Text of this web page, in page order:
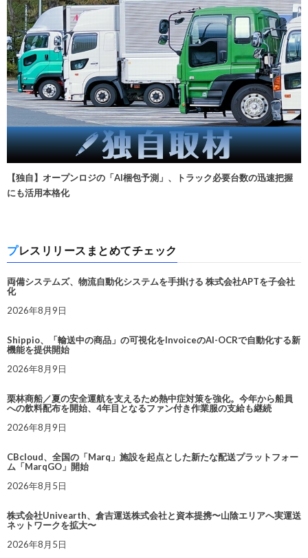
【独自】オープンロジの「AI梱包予測」、トラック必要台数の迅速把握
にも活用本格化
プレスリリースまとめてチェック
両備システムズ、物流自動化システムを手掛ける 株式会社APTを子会社
化
2026年8月9日
Shippio、「輸送中の商品」の可視化をInvoiceのAI-OCRで自動化する新
機能を提供開始
2026年8月9日
栗林商船／夏の安全運航を支えるため熱中症対策を強化。今年から船員
への飲料配布を開始、4年目となるファン付き作業服の支給も継続
2026年8月9日
CBcloud、全国の「Marq」施設を起点とした新たな配送プラットフォー
ム「MarqGO」開始
2026年8月5日
株式会社Univearth、倉吉運送株式会社と資本提携〜山陰エリアへ実運送
ネットワークを拡大〜
2026年8月5日